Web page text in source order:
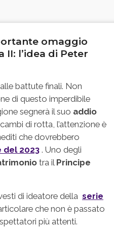
omaggio
II: l’idea di Peter
battute finali. Non
di questo imperdibile
segnerà il suo addio
di rotta, l’attenzione è
che dovrebbero
del 2023 . Uno degli
tra il Principe
di ideatore della serie
che non è passato
più attenti.